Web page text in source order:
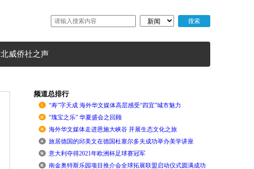
北威侨社之声
频道总排行
“寿”字天成 海外华文媒体高层感受“四宜”城市魅力
“瑰宝之乐” 华夏盛会之回顾
海外华文媒体走进恩施大峡谷 开展生态文化之旅
旅居德国的邱美文在德国杜塞尔多夫成功举办美学讲座
意大利夺得2021年欧洲杯足球赛冠军
南金奥特斯乐园项目推介会全球拓展联盟启动仪式圆满成功